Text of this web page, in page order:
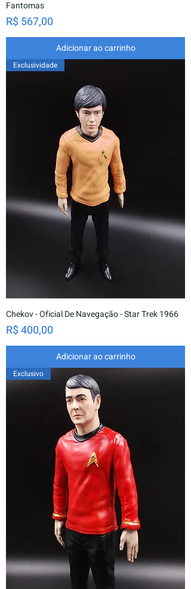
Fantomas
Preço
R$ 567,00
Adicionar ao carrinho
Exclusividade
Chekov - Oficial De Navegação - Star Trek 1966
Preço
R$ 400,00
Adicionar ao carrinho
Exclusivo